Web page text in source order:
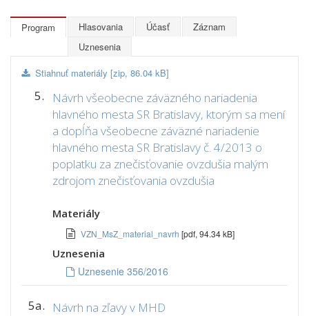
Program Hlasovania Účasť
Záznam
Uznesenia
Stiahnuť materiály [zip, 86.04 kB]
5.
Návrh všeobecne záväzného nariadenia
hlavného mesta SR Bratislavy, ktorým sa mení
a dopĺňa všeobecne záväzné nariadenie
hlavného mesta SR Bratislavy č. 4/2013 o
poplatku za znečisťovanie ovzdušia malým
zdrojom znečisťovania ovzdušia
Materiály
VZN_MsZ_material_navrh [pdf, 94.34 kB]
Uznesenia
Uznesenie 356/2016
5a. Návrh na zľavy v MHD